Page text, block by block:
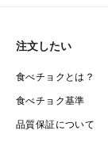
注文したい
食べチョクとは？
食べチョク基準
品質保証について